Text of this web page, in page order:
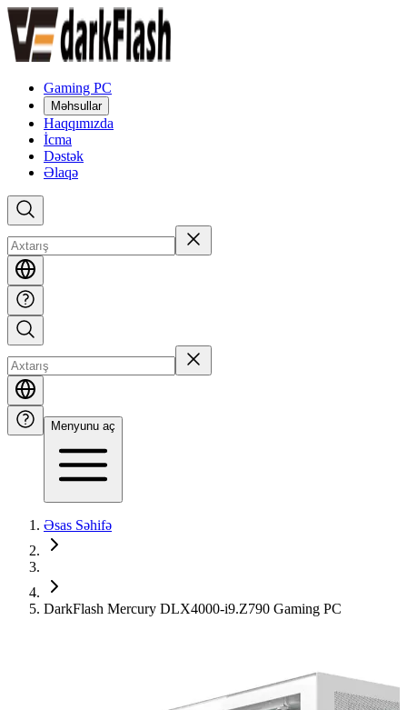
Gaming PC
Məhsullar
Haqqımızda
İcma
Dəstək
Əlaqə
Menyunu aç
Əsas Səhifə
DarkFlash Mercury DLX4000-i9.Z790 Gaming PC